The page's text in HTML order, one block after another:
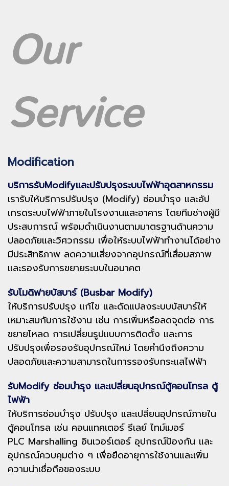
Our
Service
Modification
บริการรับModifyและปรับปรุงระบบไฟฟ้าอุตสาหกรรม
เรารับให้บริการปรับปรุง (Modify) ซ่อมบำรุง และอัป
เกรดระบบไฟฟ้าภายในโรงงานและอาคาร โดยทีมช่างผู้มี
ประสบการณ์ พร้อมดำเนินงานตามมาตรฐานด้านความ
ปลอดภัยและวิศวกรรม เพื่อให้ระบบไฟฟ้าทำงานได้อย่าง
มีประสิทธิภาพ ลดความเสี่ยงจากอุปกรณ์ที่เสื่อมสภาพ
และรองรับการขยายระบบในอนาคต
รับโมดิฟายบัสบาร์ (Busbar Modify)
ให้บริการปรับปรุง แก้ไข และดัดแปลงระบบบัสบาร์ให้
เหมาะสมกับการใช้งาน เช่น การเพิ่มหรือลดจุดต่อ การ
ขยายโหลด การเปลี่ยนรูปแบบการติดตั้ง และการ
ปรับปรุงเพื่อรองรับอุปกรณ์ใหม่ โดยคำนึงถึงความ
ปลอดภัยและความสามารถในการรองรับกระแสไฟฟ้า
รับModify ซ่อมบำรุง และเปลี่ยนอุปกรณ์ตู้คอนโทรล ตู้
ไฟฟ้า
ให้บริการซ่อมบำรุง ปรับปรุง และเปลี่ยนอุปกรณ์ภายใน
ตู้คอนโทรล เช่น คอนแทคเตอร์ รีเลย์ ไทม์เมอร์
PLC Marshalling อินเวอร์เตอร์ อุปกรณ์ป้องกัน และ
อุปกรณ์ควบคุมต่าง ๆ เพื่อยืดอายุการใช้งานและเพิ่ม
ความน่าเชื่อถือของระบบ